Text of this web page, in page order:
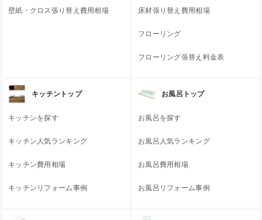
壁紙・クロス張り替え費用相場 床材張り替え費用相場
フローリング
フローリング張替え料金表
キッチントップ
キッチンを探す
キッチン人気ランキング
キッチン費用相場
キッチンリフォーム事例
お風呂トップ
お風呂を探す
お風呂人気ランキング
お風呂費用相場
お風呂リフォーム事例